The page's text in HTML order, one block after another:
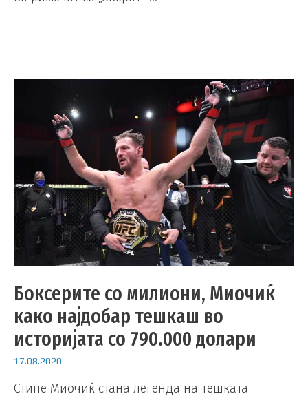
Боксерите со милиони, Миочиќ
како најдобар тешкаш во
историјата со 790.000 долари
17.08.2020
Стипе Миочиќ стана легенда на тешката